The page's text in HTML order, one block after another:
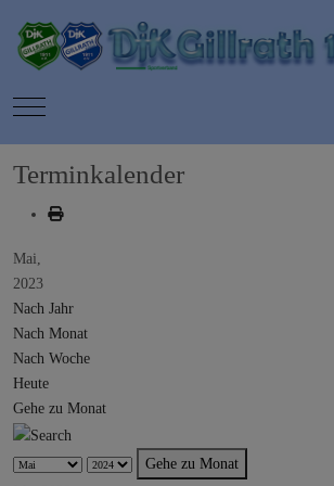
Mobile Menu Toggle
Terminkalender
Mai,
2023
Nach Jahr
Nach Monat
Nach Woche
Heute
Gehe zu Monat
Gehe zu Monat